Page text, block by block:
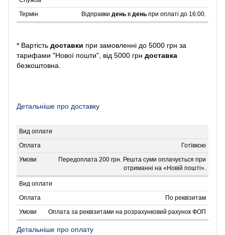
Відправки день в день при оплаті до 16:00.
* Вартість доставки при замовленні до 5000 грн за
тарифами "Нової пошти", від 5000 грн доставка
безкоштовна.
Детальніше про доставку
Готівкою
Передоплата 200 грн. Решта суми оплачується при
отриманні на «Новій пошті».
По реквізитам
Оплата за реквізитами на розрахунковий рахунок ФОП
Детальніше про оплату